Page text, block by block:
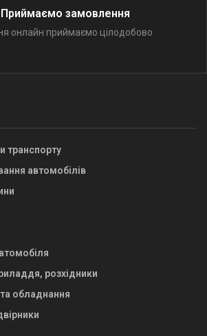
замовлення
онлайн приймаємо цілодобово
транспорту
автомобілів
розхідники
обладнання